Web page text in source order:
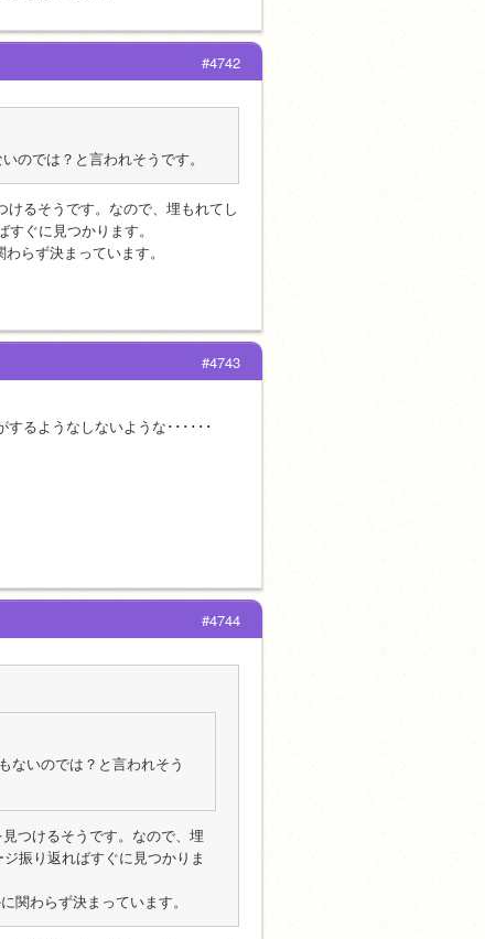
#4742
のでは？と言われそうです。
るそうです。なので、埋もれてし
ぐに見つかります。
らず決まっています。
#4743
るようなしないような･･････
#4744
ないのでは？と言われそう
つけるそうです。なので、埋
振り返ればすぐに見つかりま
関わらず決まっています。